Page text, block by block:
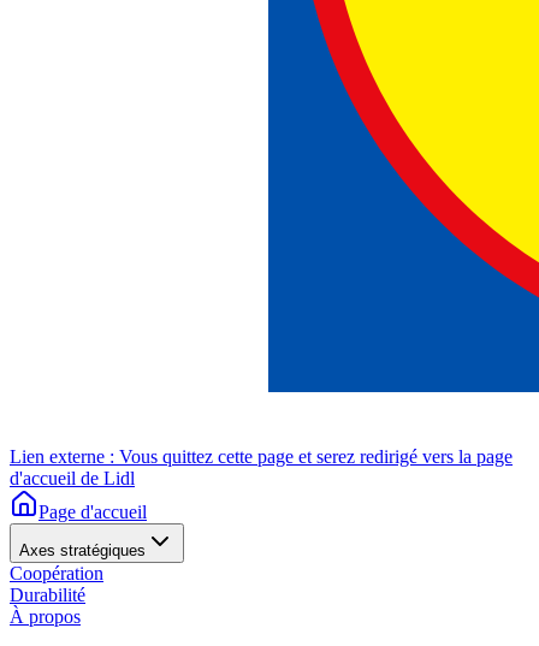
Lien externe : Vous quittez cette page et serez redirigé vers la page
d'accueil de Lidl
Page d'accueil
Axes stratégiques
Coopération
Durabilité
À propos